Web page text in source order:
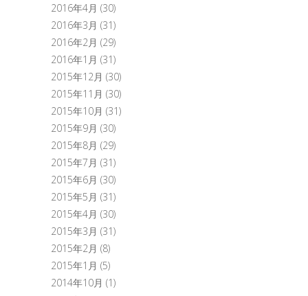
2016年4月 (30)
2016年3月 (31)
2016年2月 (29)
2016年1月 (31)
2015年12月 (30)
2015年11月 (30)
2015年10月 (31)
2015年9月 (30)
2015年8月 (29)
2015年7月 (31)
2015年6月 (30)
2015年5月 (31)
2015年4月 (30)
2015年3月 (31)
2015年2月 (8)
2015年1月 (5)
2014年10月 (1)